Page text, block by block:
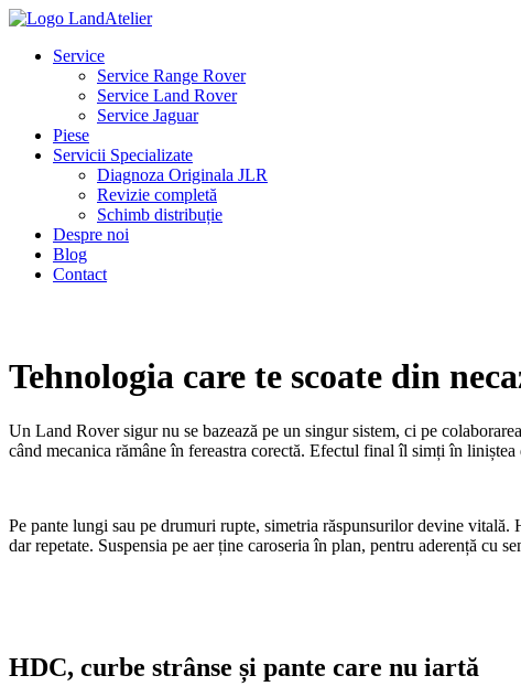
Service
Service Range Rover
Service Land Rover
Service Jaguar
Piese
Servicii Specializate
Diagnoza Originala JLR
Revizie completă
Schimb distribuție
Despre noi
Blog
Contact
Tehnologia care te scoate din
Un Land Rover sigur nu se bazează pe un singur sistem, ci pe
când mecanica rămâne în fereastra corectă. Efectul final îl simți în
Pe pante lungi sau pe drumuri rupte, simetria răspunsurilor devine
dar repetate. Suspensia pe aer ține caroseria în plan, pentru aderență cu
HDC, curbe strânse și pante care nu iartă